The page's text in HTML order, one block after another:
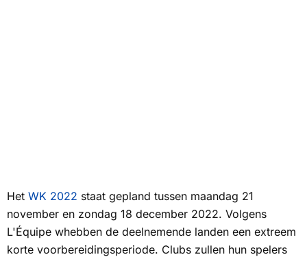
Het WK 2022 staat gepland tussen maandag 21
november en zondag 18 december 2022. Volgens
L'Équipe whebben de deelnemende landen een extreem
korte voorbereidingsperiode. Clubs zullen hun spelers